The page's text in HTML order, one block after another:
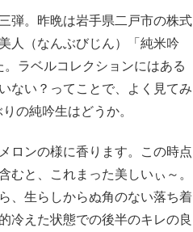
弾。昨晩は岩手県二戸市の株式
人（なんぶびじん）「純米吟
ラベルコレクションにはある
ない？ってことで、よく見てみ
の純吟生はどうか。
ロンの様に香ります。この時点
むと、これまった美しいぃ～。
、生らしからぬ角のない落ち着
冷えた状態での後半のキレの良